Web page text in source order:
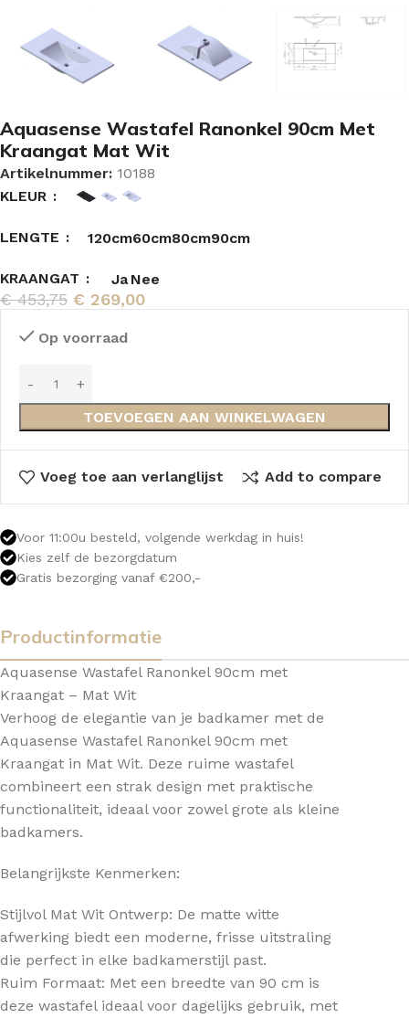
Aquasense Wastafel Ranonkel 90cm Met
Kraangat Mat Wit
Artikelnummer: 10188
KLEUR
LENGTE 120cm60cm80cm90cm
KRAANGAT Ja Nee
€453,75 € 269,00
Op voorraad
TOEVOEGEN AAN WINKELWAGEN
Voeg toe aan verlanglijst Add to compare
Voor 11:00u besteld, volgende werkdag in huis!
Kies zelf de bezorgdatum
Gratis bezorging vanaf €200,-
Productinformatie
Aquasense Wastafel Ranonkel 90cm met
Kraangat – Mat Wit
Verhoog de elegantie van je badkamer met de
Aquasense Wastafel Ranonkel 90cm met
Kraangat in Mat Wit. Deze ruime wastafel
combineert een strak design met praktische
functionaliteit, ideaal voor zowel grote als kleine
badkamers.
Belangrijkste Kenmerken:
Stijlvol Mat Wit Ontwerp: De matte witte
afwerking biedt een moderne, frisse uitstraling
die perfect in elke badkamerstijl past.
Ruim Formaat: Met een breedte van 90 cm is
deze wastafel ideaal voor dagelijks gebruik, met